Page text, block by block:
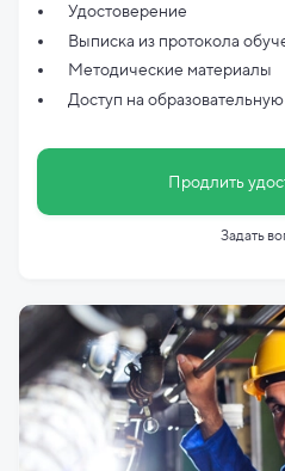
Удостоверение
Выписка из протокола
Методические материалы
Доступ на
Продлить
Задать